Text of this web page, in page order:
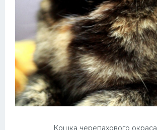
Кошка черепахового окраса